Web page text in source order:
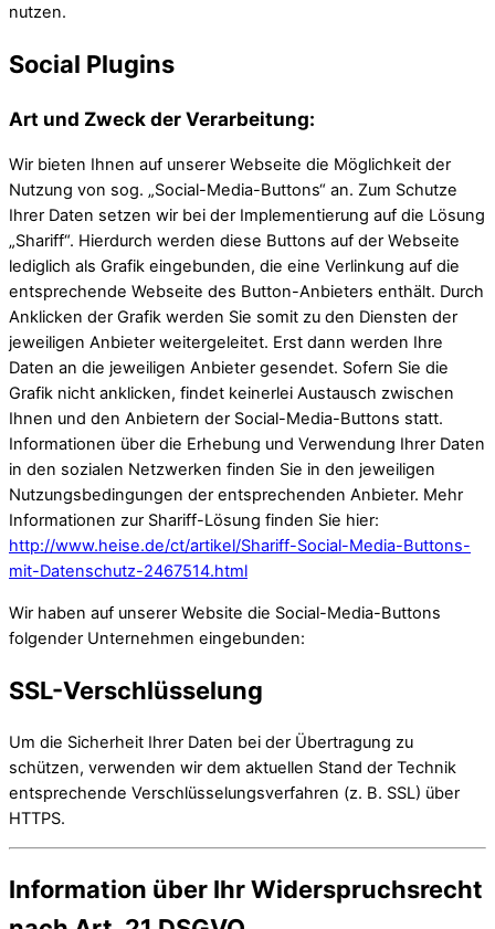
nutzen.
Social Plugins
Art und Zweck der Verarbeitung:
Wir bieten Ihnen auf unserer Webseite die Möglichkeit der
Nutzung von sog. „Social-Media-Buttons“ an. Zum Schutze
Ihrer Daten setzen wir bei der Implementierung auf die Lösung
„Shariff“. Hierdurch werden diese Buttons auf der Webseite
lediglich als Grafik eingebunden, die eine Verlinkung auf die
entsprechende Webseite des Button-Anbieters enthält. Durch
Anklicken der Grafik werden Sie somit zu den Diensten der
jeweiligen Anbieter weitergeleitet. Erst dann werden Ihre
Daten an die jeweiligen Anbieter gesendet. Sofern Sie die
Grafik nicht anklicken, findet keinerlei Austausch zwischen
Ihnen und den Anbietern der Social-Media-Buttons statt.
Informationen über die Erhebung und Verwendung Ihrer Daten
in den sozialen Netzwerken finden Sie in den jeweiligen
Nutzungsbedingungen der entsprechenden Anbieter. Mehr
Informationen zur Shariff-Lösung finden Sie hier:
http://www.heise.de/ct/artikel/Shariff-Social-Media-Buttons-
mit-Datenschutz-2467514.html
Wir haben auf unserer Website die Social-Media-Buttons
folgender Unternehmen eingebunden:
SSL-Verschlüsselung
Um die Sicherheit Ihrer Daten bei der Übertragung zu
schützen, verwenden wir dem aktuellen Stand der Technik
entsprechende Verschlüsselungsverfahren (z. B. SSL) über
HTTPS.
Information über Ihr Widerspruchsrecht